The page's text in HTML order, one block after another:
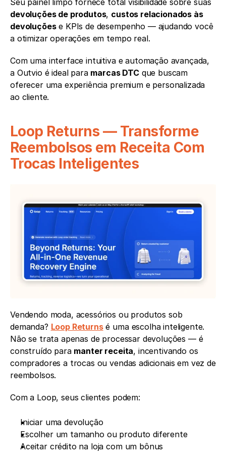
devoluções de produtos, custos relacionados às
devoluções e KPIs de desempenho — ajudando você
a otimizar operações em tempo real.
Com uma interface intuitiva e automação avançada,
a Outvio é ideal para marcas DTC que buscam
oferecer uma experiência premium e personalizada
ao cliente.
Loop Returns — Transforme
Reembolsos em Receita Com
Trocas Inteligentes
Vendendo moda, acessórios ou produtos sob
demanda? Loop Returns é uma escolha inteligente.
Não se trata apenas de processar devoluções — é
construído para manter receita, incentivando os
compradores a trocas ou vendas adicionais em vez de
reembolsos.
Com a Loop, seus clientes podem:
Iniciar uma devolução
Escolher um tamanho ou produto diferente
Aceitar crédito na loja com um bônus